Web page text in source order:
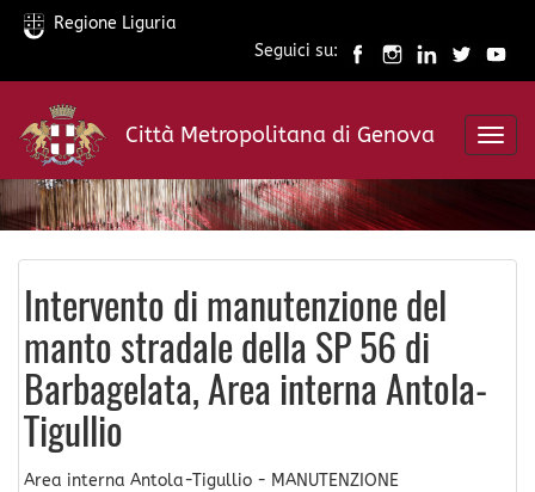
Salta
contenuto
principale
Regione Liguria
Seguici su:
Città Metropolitana di Genova
Intervento di manutenzione del
manto stradale della SP 56 di
Barbagelata, Area interna Antola-
Tigullio
Area interna Antola-Tigullio - MANUTENZIONE